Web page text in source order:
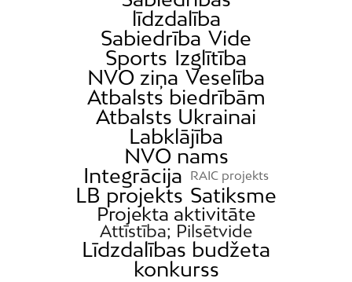
līdzdalība
Sabiedrība Vide
Sports Izglītība
NVO ziņa Veselība
Atbalsts biedrībām
Atbalsts Ukrainai
Labklājība
NVO nams
Integrācija
RAIC projekts
LB projekts Satiksme
Projekta aktivitāte
Attīstība; Pilsētvide
Līdzdalības budžeta
konkurss